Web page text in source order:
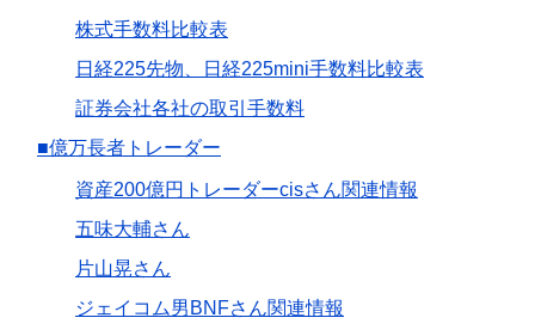
株式手数料比較表
日経225先物、日経225mini手数料比較表
証券会社各社の取引手数料
■億万長者トレーダー
資産200億円トレーダーcisさん関連情報
五味大輔さん
片山晃さん
ジェイコム男BNFさん関連情報